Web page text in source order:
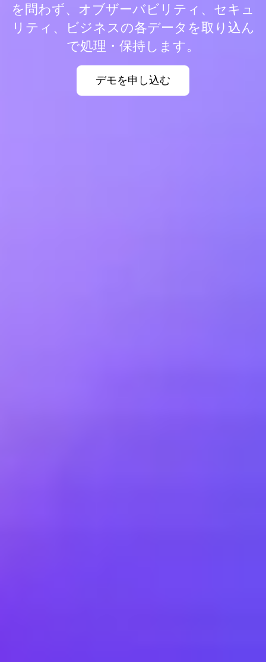
を問わず、オブザーバビリティ、セキュ
リティ、ビジネスの各データを取り込ん
で処理・保持します。
デモを申し込む